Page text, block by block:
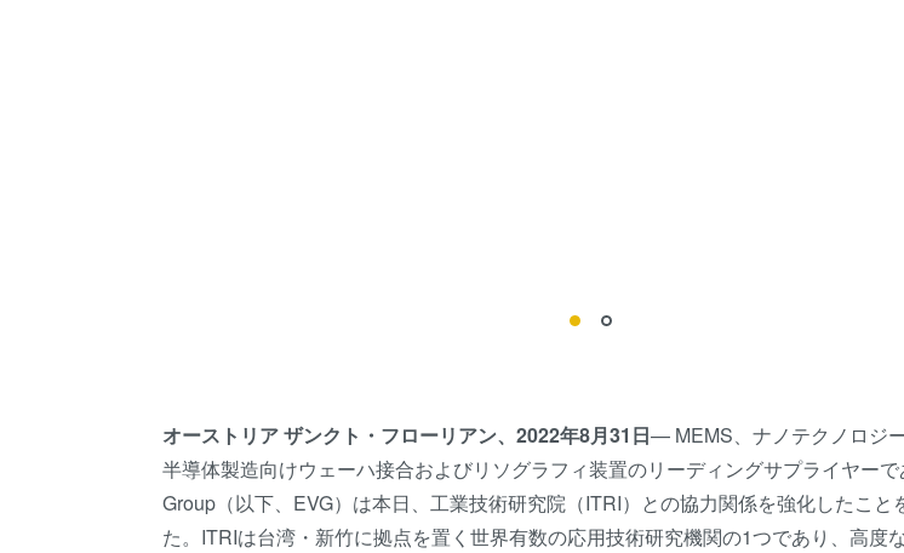
オーストリアザンクト ・ フローリアン、2022年8月31 日— MEMS、ナノテクノロジー
半導体製造向けウェーハ接合およびリソグラフィ装置のリーディングサプライヤー
Group（以下、EVG）は本日、工業技術研究院（ITRI）との協力関係を強化したこと
た。ITRIは台湾・新竹に拠点を置く世界有数の応用技術研究機関の1つであり、高度